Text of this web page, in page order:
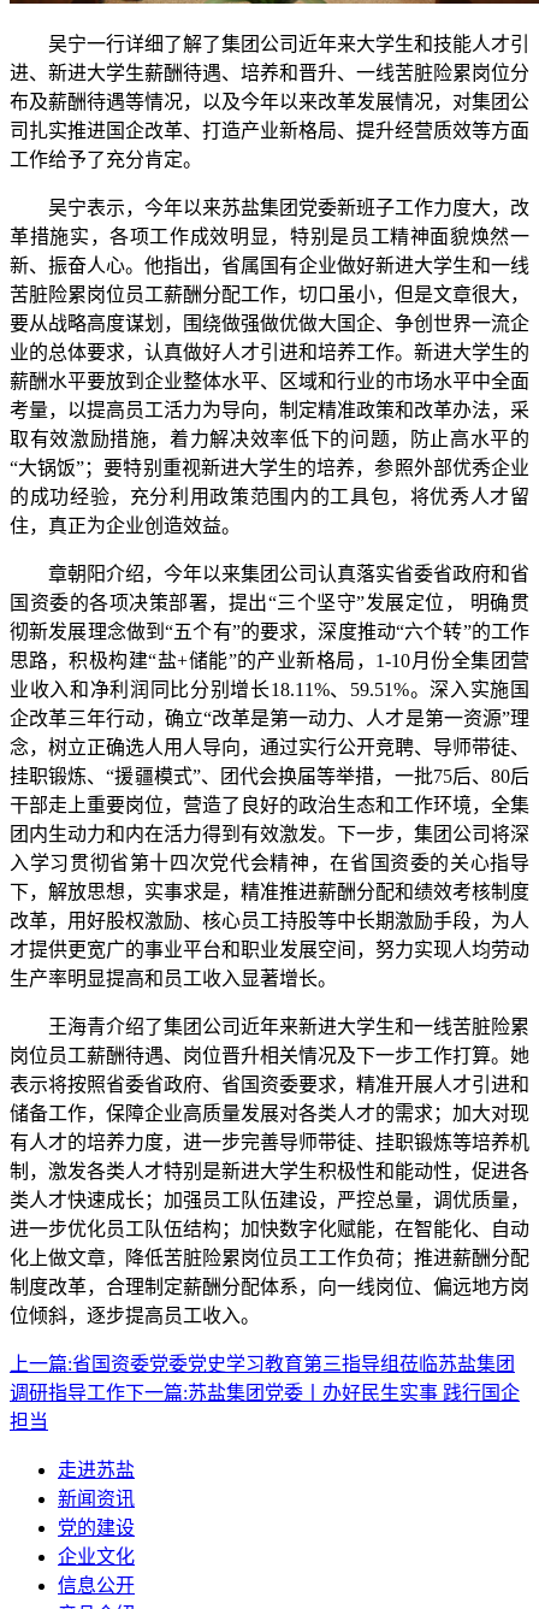
吴宁一行详细了解了集团公司近年来大学生和技能人才引
进、新进大学生薪酬待遇、培养和晋升、一线苦脏险累岗位分
布及薪酬待遇等情况，以及今年以来改革发展情况，对集团公
司扎实推进国企改革、打造产业新格局、提升经营质效等方面
工作给予了充分肯定。
吴宁表示，今年以来苏盐集团党委新班子工作力度大，改
革措施实，各项工作成效明显，特别是员工精神面貌焕然一
新、振奋人心。他指出，省属国有企业做好新进大学生和一线
苦脏险累岗位员工薪酬分配工作，切口虽小，但是文章很大，
要从战略高度谋划，围绕做强做优做大国企、争创世界一流企
业的总体要求，认真做好人才引进和培养工作。新进大学生的
薪酬水平要放到企业整体水平、区域和行业的市场水平中全面
考量，以提高员工活力为导向，制定精准政策和改革办法，采
取有效激励措施，着力解决效率低下的问题，防止高水平的
“大锅饭”；要特别重视新进大学生的培养，参照外部优秀企业
的成功经验，充分利用政策范围内的工具包，将优秀人才留
住，真正为企业创造效益。
章朝阳介绍，今年以来集团公司认真落实省委省政府和省
国资委的各项决策部署，提出“三个坚守”发展定位， 明确贯
彻新发展理念做到“五个有”的要求，深度推动“六个转”的工作
思路，积极构建“盐+储能”的产业新格局，1-10月份全集团营
业收入和净利润同比分别增长18.11%、59.51%。深入实施国
企改革三年行动，确立“改革是第一动力、人才是第一资源”理
念，树立正确选人用人导向，通过实行公开竞聘、导师带徒、
挂职锻炼、“援疆模式”、团代会换届等举措，一批75后、80后
干部走上重要岗位，营造了良好的政治生态和工作环境，全集
团内生动力和内在活力得到有效激发。下一步，集团公司将深
入学习贯彻省第十四次党代会精神，在省国资委的关心指导
下，解放思想，实事求是，精准推进薪酬分配和绩效考核制度
改革，用好股权激励、核心员工持股等中长期激励手段，为人
才提供更宽广的事业平台和职业发展空间，努力实现人均劳动
生产率明显提高和员工收入显著增长。
王海青介绍了集团公司近年来新进大学生和一线苦脏险累
岗位员工薪酬待遇、岗位晋升相关情况及下一步工作打算。她
表示将按照省委省政府、省国资委要求，精准开展人才引进和
储备工作，保障企业高质量发展对各类人才的需求；加大对现
有人才的培养力度，进一步完善导师带徒、挂职锻炼等培养机
制，激发各类人才特别是新进大学生积极性和能动性，促进各
类人才快速成长；加强员工队伍建设，严控总量，调优质量，
进一步优化员工队伍结构；加快数字化赋能，在智能化、自动
化上做文章，降低苦脏险累岗位员工工作负荷；推进薪酬分配
制度改革，合理制定薪酬分配体系，向一线岗位、偏远地方岗
位倾斜，逐步提高员工收入。
上一篇:省国资委党委党史学习教育第三指导组莅临苏盐集团
调研指导工作下一篇:苏盐集团党委丨办好民生实事 践行国企
担当
走进苏盐
新闻资讯
党的建设
企业文化
信息公开